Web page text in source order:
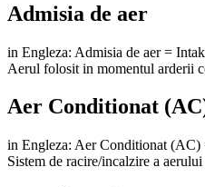
Admisia de aer
in Engleza: Admisia de aer =
Aerul folosit in momentul arderii
Aer Conditionat
in Engleza: Aer Conditionat
Sistem de racire/incalzire a